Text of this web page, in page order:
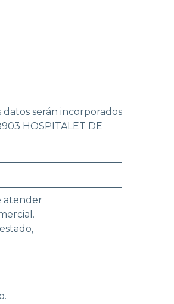
serán incorporados
HOSPITALET DE
atender